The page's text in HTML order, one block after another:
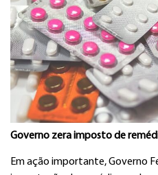
Governo zera imposto de
Em ação importante, Governo